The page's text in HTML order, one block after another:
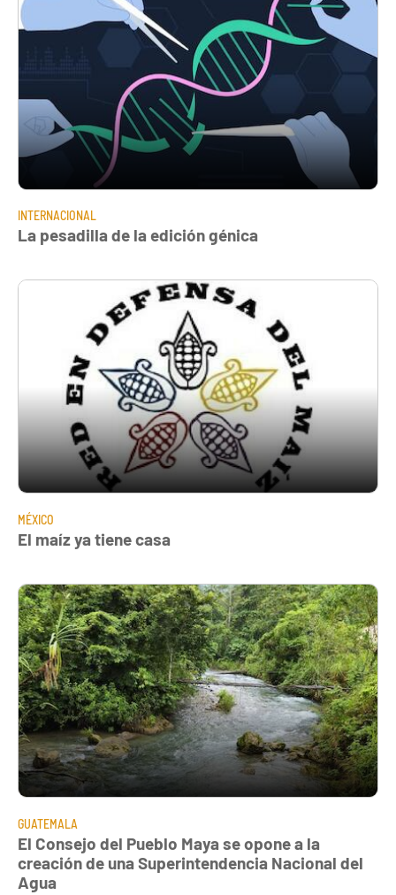
INTERNACIONAL
La pesadilla de la edición génica
MÉXICO
El maíz ya tiene casa
GUATEMALA
El Consejo del Pueblo Maya se opone a la
creación de una Superintendencia Nacional del
Agua